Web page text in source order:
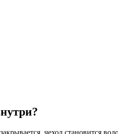
чехол становится